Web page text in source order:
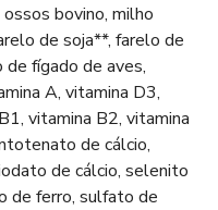
ossos bovino, milho
de soja**, farelo de
de fígado de aves,
A, vitamina D3,
vitamina B2, vitamina
de cálcio,
de cálcio, selenito
de ferro, sulfato de